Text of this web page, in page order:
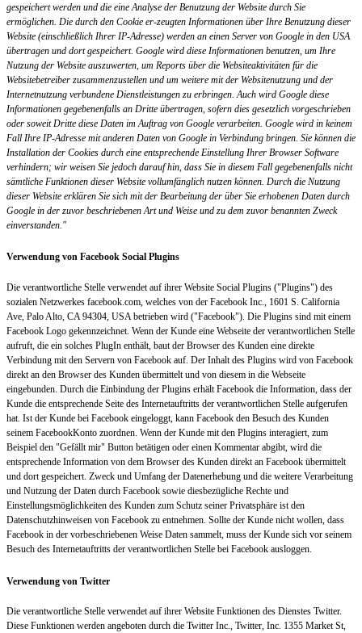
gespeichert werden und die eine Analyse der Benutzung der Website durch Sie
ermöglichen. Die durch den Cookie er-zeugten Informationen über Ihre Benutzung dieser
Website (einschließlich Ihrer IP-Adresse) werden an einen Server von Google in den USA
übertragen und dort gespeichert. Google wird diese Informationen benutzen, um Ihre
Nutzung der Website auszuwerten, um Reports über die Websiteaktivitäten für die
Websitebetreiber zusammenzustellen und um weitere mit der Websitenutzung und der
Internetnutzung verbundene Dienstleistungen zu erbringen. Auch wird Google diese
Informationen gegebenenfalls an Dritte übertragen, sofern dies gesetzlich vorgeschrieben
oder soweit Dritte diese Daten im Auftrag von Google verarbeiten. Google wird in keinem
Fall Ihre IP-Adresse mit anderen Daten von Google in Verbindung bringen. Sie können die
Installation der Cookies durch eine entsprechende Einstellung Ihrer Browser Software
verhindern; wir weisen Sie jedoch darauf hin, dass Sie in diesem Fall gegebenenfalls nicht
sämtliche Funktionen dieser Website vollumfänglich nutzen können. Durch die Nutzung
dieser Website erklären Sie sich mit der Bearbeitung der über Sie erhobenen Daten durch
Google in der zuvor beschriebenen Art und Weise und zu dem zuvor benannten Zweck
einverstanden."
Verwendung von Facebook Social Plugins
Die verantwortliche Stelle verwendet auf ihrer Website Social Plugins ("Plugins") des
sozialen Netzwerkes facebook.com, welches von der Facebook Inc., 1601 S. California
Ave, Palo Alto, CA 94304, USA betrieben wird ("Facebook"). Die Plugins sind mit einem
Facebook Logo gekennzeichnet. Wenn der Kunde eine Webseite der verantwortlichen Stelle
aufruft, die ein solches PlugIn enthält, baut der Browser des Kunden eine direkte
Verbindung mit den Servern von Facebook auf. Der Inhalt des Plugins wird von Facebook
direkt an den Browser des Kunden übermittelt und von diesem in die Webseite
eingebunden. Durch die Einbindung der Plugins erhält Facebook die Information, dass der
Kunde die entsprechende Seite des Internetauftritts der verantwortlichen Stelle aufgerufen
hat. Ist der Kunde bei Facebook eingeloggt, kann Facebook den Besuch des Kunden
seinem FacebookKonto zuordnen. Wenn der Kunde mit den Plugins interagiert, zum
Beispiel den "Gefällt mir" Button betätigen oder einen Kommentar abgibt, wird die
entsprechende Information von dem Browser des Kunden direkt an Facebook übermittelt
und dort gespeichert. Zweck und Umfang der Datenerhebung und die weitere Verarbeitung
und Nutzung der Daten durch Facebook sowie diesbezügliche Rechte und
Einstellungsmöglichkeiten des Kunden zum Schutz seiner Privatsphäre ist den
Datenschutzhinweisen von Facebook zu entnehmen. Sollte der Kunde nicht wollen, dass
Facebook in der vorbeschriebenen Weise Daten sammelt, muss der Kunde sich vor seinem
Besuch des Internetauftritts der verantwortlichen Stelle bei Facebook ausloggen.
Verwendung von Twitter
Die verantwortliche Stelle verwendet auf ihrer Website Funktionen des Dienstes Twitter.
Diese Funktionen werden angeboten durch die Twitter Inc., Twitter, Inc. 1355 Market St,